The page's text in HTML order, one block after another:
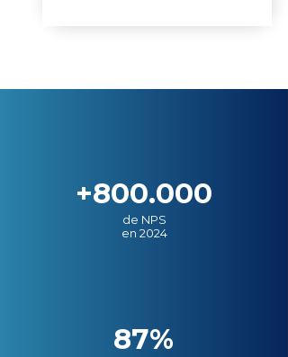
+800.000
de NPS
en 2024
87%